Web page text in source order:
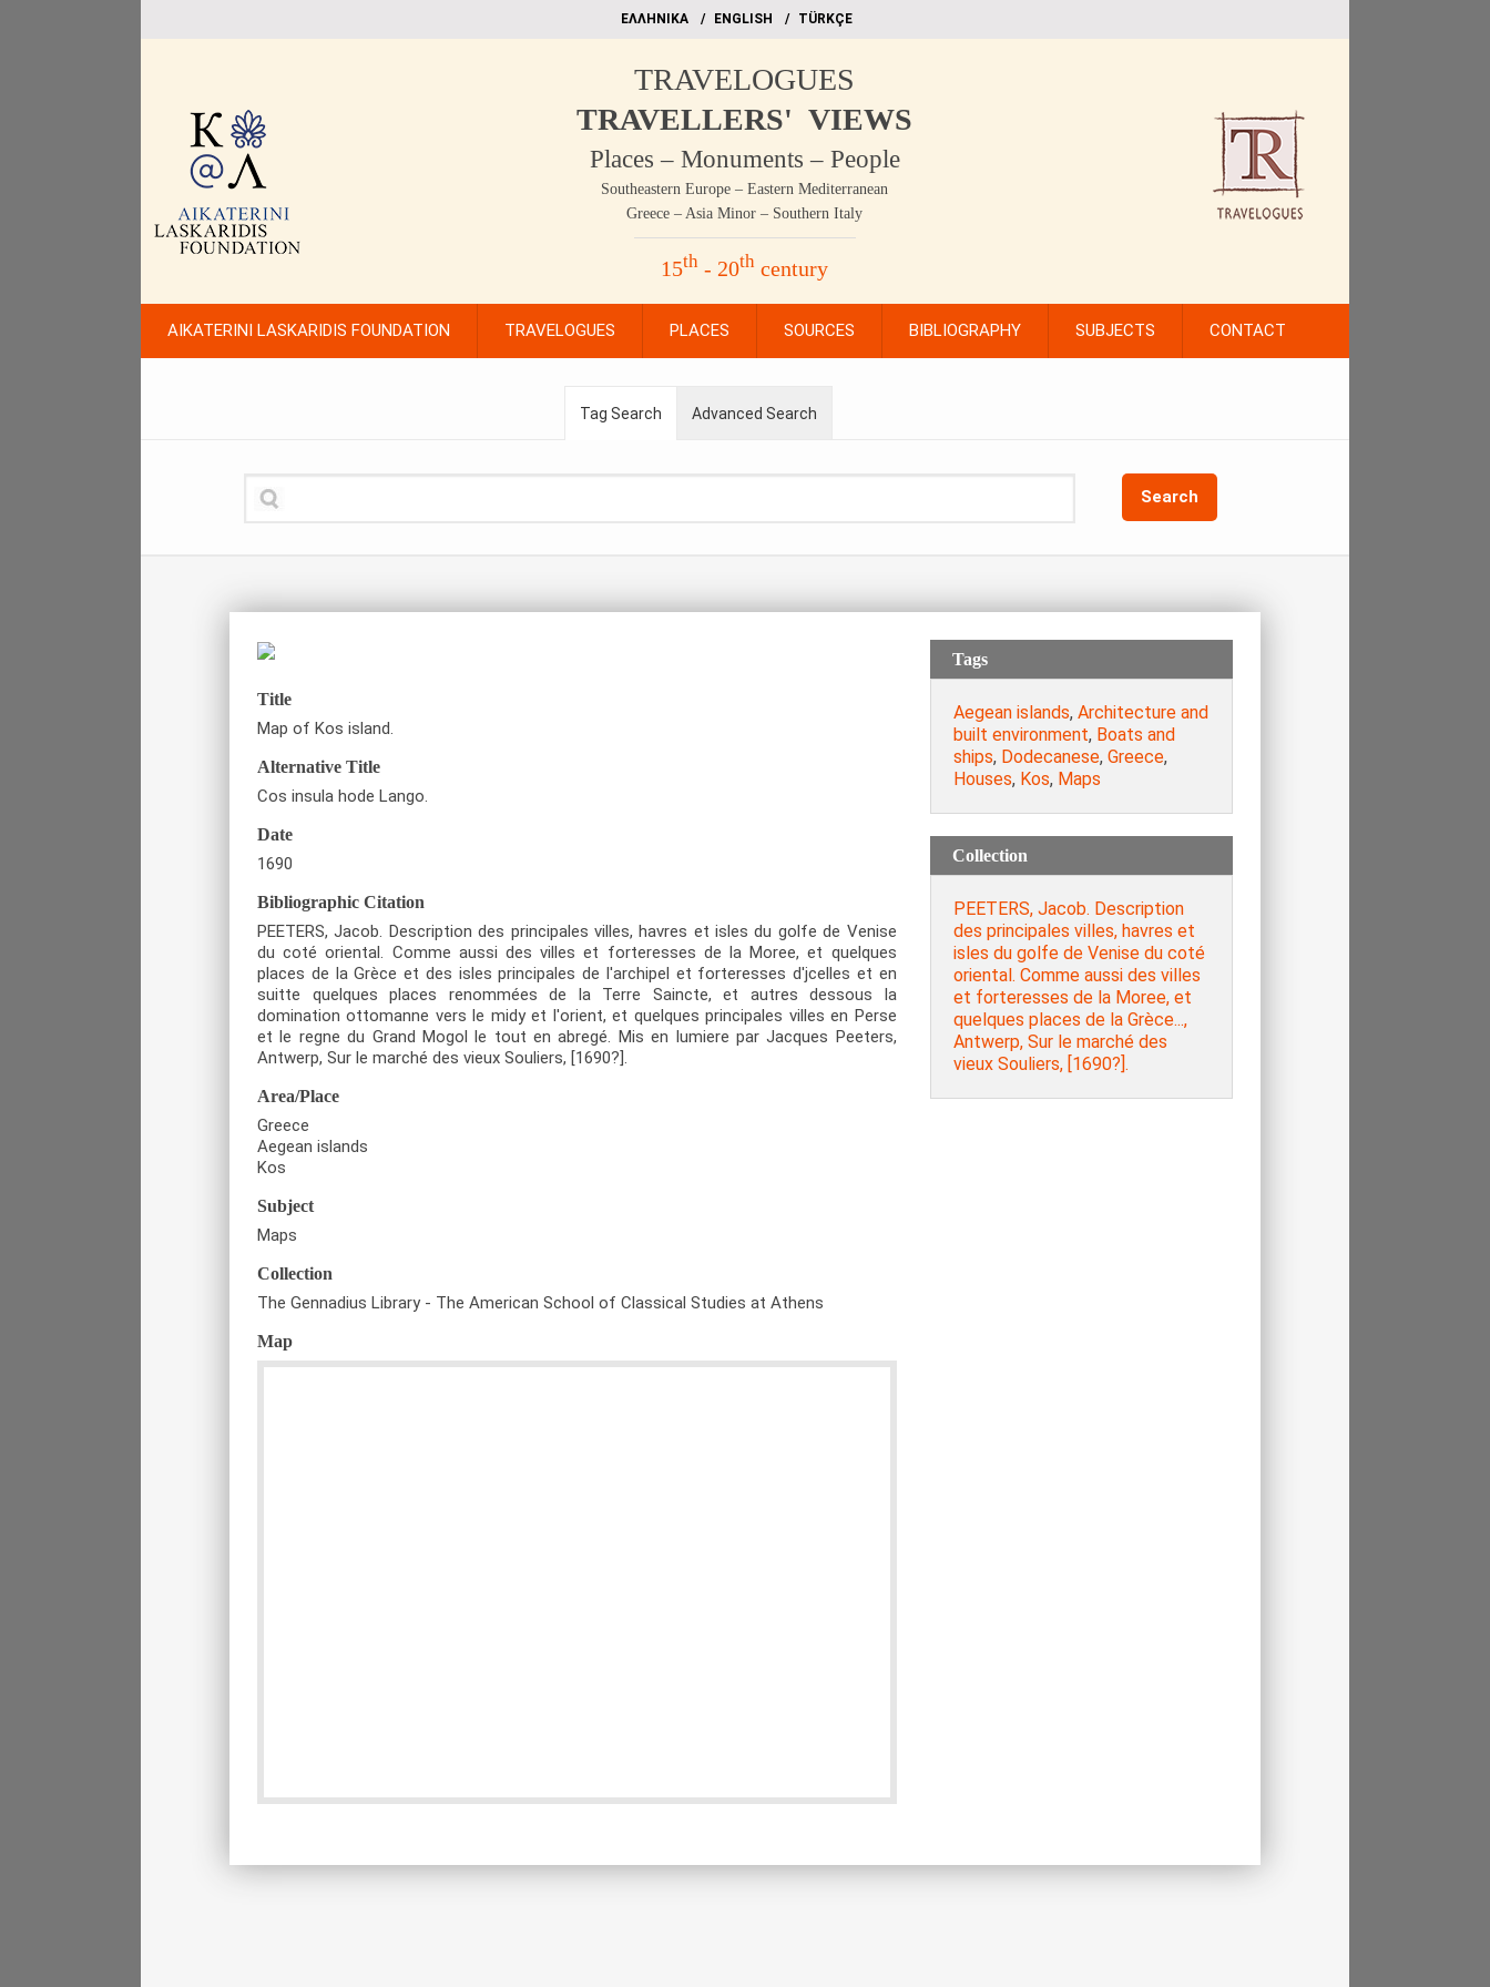
EΛΛΗΝΙΚΑ ΕΝGLISH TÜRKÇE
TRAVELOGUES
TRAVELLERS' VIEWS
Places – Monuments – People
Southeastern Europe – Eastern Mediterranean
Greece – Asia Minor – Southern Italy
15th - 20th century
AIKATERINI LASKARIDIS FOUNDATION TRAVELOGUES PLACES SOURCES BIBLIOGRAPHY SUBJECTS CONTACT
Tag Search
Search
Advanced Search
Title
Map of Kos island.
Alternative Title
Cos insula hode Lango.
Date
1690
Bibliographic Citation
PEETERS, Jacob. Description des principales villes, havres et isles du golfe de Venise
du coté oriental. Comme aussi des villes et forteresses de la Moree, et quelques
places de la Grèce et des isles principales de l'archipel et forteresses d'jcelles et en
suitte quelques places renommées de la Terre Saincte, et autres dessous la
domination ottomanne vers le midy et l'orient, et quelques principales villes en Perse
et le regne du Grand Mogol le tout en abregé. Mis en lumiere par Jacques Peeters,
Antwerp, Sur le marché des vieux Souliers, [1690?].
Area/Place
Greece
Aegean islands
Kos
Subject
Maps
Collection
The Gennadius Library - The American School of Classical Studies at Athens
Map
Tags
Aegean islands, Architecture and
built environment, Boats and
ships, Dodecanese, Greece,
Houses, Kos, Maps
Collection
PEETERS, Jacob. Description
des principales villes, havres et
isles du golfe de Venise du coté
oriental. Comme aussi des villes
et forteresses de la Moree, et
quelques places de la Grèce...,
Antwerp, Sur le marché des
vieux Souliers, [1690?].